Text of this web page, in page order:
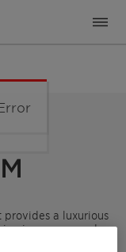
provides a luxurious
in suncare and